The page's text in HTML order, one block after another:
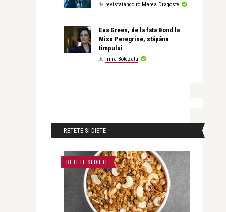
de revistatango.ro Marea Dragoste
Eva Green, de la fata Bond la
Miss Peregrine, stăpâna
timpului
de Irina Botezatu
RETETE SI DIETE
RETETE SI DIETE